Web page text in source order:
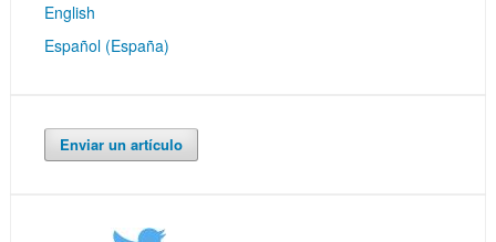
English
Español (España)
Enviar un artículo